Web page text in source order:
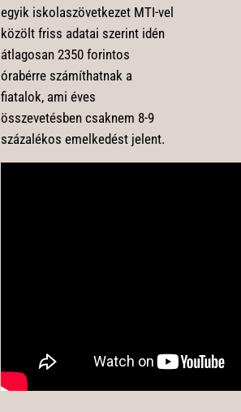
egyik iskolaszövetkezet MTI-vel
közölt friss adatai szerint idén
átlagosan 2350 forintos
órabérre számíthatnak a
fiatalok, ami éves
összevetésben csaknem 8-9
százalékos emelkedést jelent.